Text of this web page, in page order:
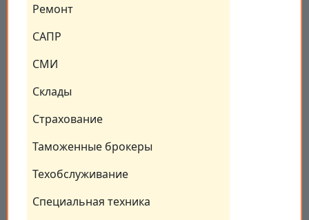
Ремонт
САПР
СМИ
Склады
Страхование
Таможенные брокеры
Техобслуживание
Специальная техника